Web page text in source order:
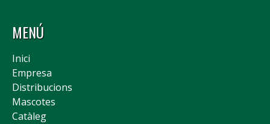
MENÚ
Inici
Empresa
Distribucions
Mascotes
Catàleg